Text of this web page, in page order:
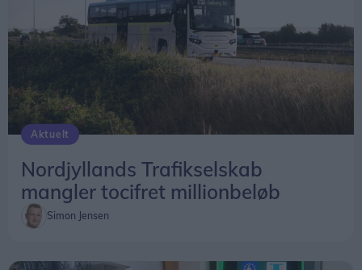
Aktuelt
Nordjyllands Trafikselskab
mangler tocifret millionbeløb
Simon Jensen